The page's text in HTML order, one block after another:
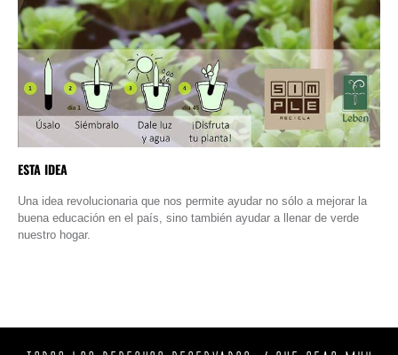
ESTA IDEA
Una idea revolucionaria que nos permite ayudar no sólo a mejorar la
buena educación en el país, sino también ayudar a llenar de verde
nuestro hogar.